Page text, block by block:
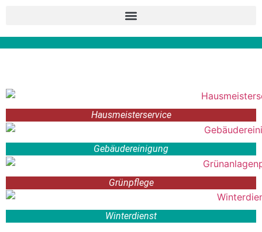
Hausmeisterservice
Gebäudereinigung
Grünpflege
Winterdienst